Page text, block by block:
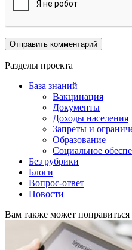
Разделы проекта
База знаний
Вакцинация
Документы
Доходы населения
Запреты и
Образование
Социальное
Без рубрики
Блоги
Вопрос-ответ
Новости
Вам также может понравиться